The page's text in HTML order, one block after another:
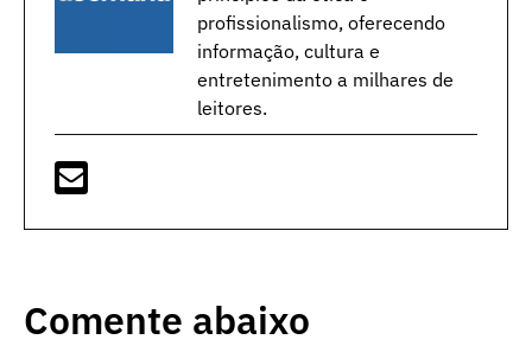
profissionalismo, oferecendo
informação, cultura e
entretenimento a milhares de
leitores.
Comente abaixo